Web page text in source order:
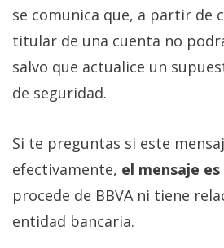
se comunica que, a partir de
titular de una cuenta no
salvo que actualice un
de seguridad.
Si te preguntas si este
efectivamente, el mensaje
procede de BBVA ni tiene
entidad bancaria.